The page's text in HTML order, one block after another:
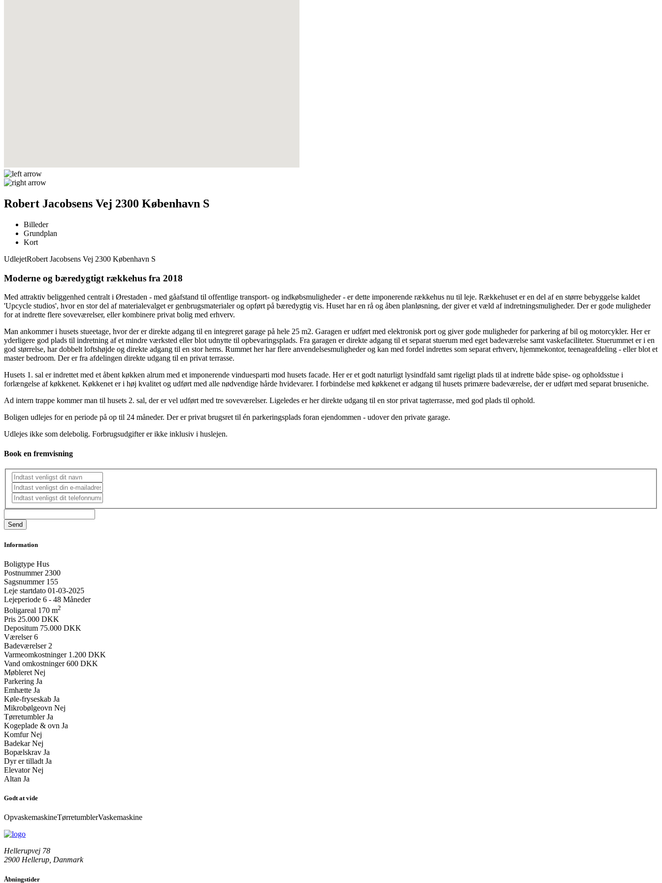
Robert Jacobsens Vej 2300 København S
Billeder
Grundplan
Kort
UdlejetRobert Jacobsens Vej 2300 København S
Moderne og bæredygtigt rækkehus fra 2018
Med attraktiv beliggenhed centralt i Ørestaden - med gåafstand til offentlige transport- og indkøbsmuligheder - er dette imponerende rækkehus nu til leje. Rækkehuset er en del af en større bebyggelse kaldet
'Upcycle studios', hvor en stor del af materialevalget er genbrugsmaterialer og opført på bæredygtig vis. Huset har en rå og åben planløsning, der giver et væld af indretningsmuligheder. Der er gode muligheder
for at indrette flere soveværelser, eller kombinere privat bolig med erhverv.
Man ankommer i husets stueetage, hvor der er direkte adgang til en integreret garage på hele 25 m2. Garagen er udført med elektronisk port og giver gode muligheder for parkering af bil og motorcykler. Her er
yderligere god plads til indretning af et mindre værksted eller blot udnytte til opbevaringsplads. Fra garagen er direkte adgang til et separat stuerum med eget badeværelse samt vaskefaciliteter. Stuerummet er i en
god størrelse, har dobbelt loftshøjde og direkte adgang til en stor hems. Rummet her har flere anvendelsesmuligheder og kan med fordel indrettes som separat erhverv, hjemmekontor, teenageafdeling - eller blot et
master bedroom. Der er fra afdelingen direkte udgang til en privat terrasse.
Husets 1. sal er indrettet med et åbent køkken alrum med et imponerende vinduesparti mod husets facade. Her er et godt naturligt lysindfald samt rigeligt plads til at indrette både spise- og opholdsstue i
forlængelse af køkkenet. Køkkenet er i høj kvalitet og udført med alle nødvendige hårde hvidevarer. I forbindelse med køkkenet er adgang til husets primære badeværelse, der er udført med separat bruseniche.
Ad intern trappe kommer man til husets 2. sal, der er vel udført med tre soveværelser. Ligeledes er her direkte udgang til en stor privat tagterrasse, med god plads til ophold.
Boligen udlejes for en periode på op til 24 måneder. Der er privat brugsret til én parkeringsplads foran ejendommen - udover den private garage.
Udlejes ikke som delebolig. Forbrugsudgifter er ikke inklusiv i huslejen.
Book en fremvisning
Information
Boligtype Hus
Postnummer 2300
Sagsnummer 155
Leje startdato 01-03-2025
Lejeperiode 6 - 48 Måneder
Boligareal 170 m2
Pris 25.000 DKK
Depositum 75.000 DKK
Værelser 6
Badeværelser 2
Varmeomkostninger 1.200 DKK
Vand omkostninger 600 DKK
Møbleret Nej
Parkering Ja
Emhætte Ja
Køle-fryseskab Ja
Mikrobølgeovn Nej
Tørretumbler Ja
Kogeplade & ovn Ja
Komfur Nej
Badekar Nej
Bopælskrav Ja
Dyr er tilladt Ja
Elevator Nej
Altan Ja
Godt at vide
OpvaskemaskineTørretumblerVaskemaskine
Hellerupvej 78
2900 Hellerup, Danmark
Åbningstider